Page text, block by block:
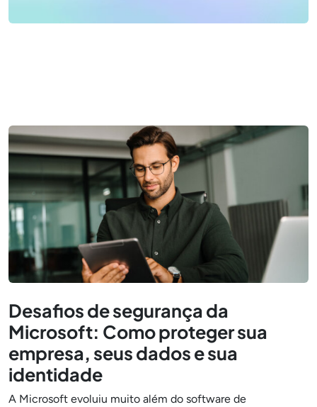
Desafios de segurança da
Microsoft: Como proteger sua
empresa, seus dados e sua
identidade
A Microsoft evoluiu muito além do software de